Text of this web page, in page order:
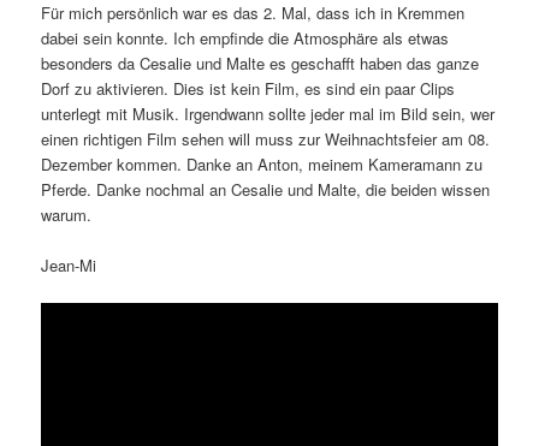
Für mich persönlich war es das 2. Mal, dass ich in Kremmen
dabei sein konnte. Ich empfinde die Atmosphäre als etwas
besonders da Cesalie und Malte es geschafft haben das ganze
Dorf zu aktivieren. Dies ist kein Film, es sind ein paar Clips
unterlegt mit Musik. Irgendwann sollte jeder mal im Bild sein, wer
einen richtigen Film sehen will muss zur Weihnachtsfeier am 08.
Dezember kommen. Danke an Anton, meinem Kameramann zu
Pferde. Danke nochmal an Cesalie und Malte, die beiden wissen
warum.
Jean-Mi